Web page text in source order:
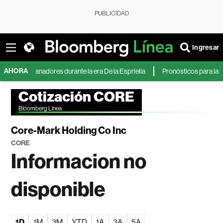
PUBLICIDAD
Ingresar
AHORA
ganadores durante la era De la Espriella Pronósticos para las
Cotización CORE
Bloomberg Línea
Core-Mark Holding Co Inc
CORE
Informacion no
disponible